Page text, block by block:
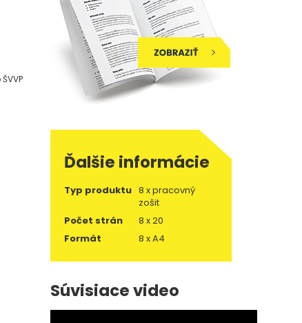
Ďalšie informácie
Typ produktu 8 x pracovný
zošit
Počet strán
8 x 20
Formát
8 x A4
Súvisiace video